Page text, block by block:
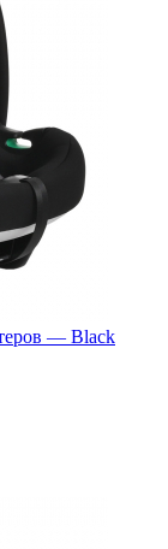
— Black